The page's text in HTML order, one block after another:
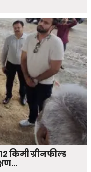
किमी ग्रीनफील्ड